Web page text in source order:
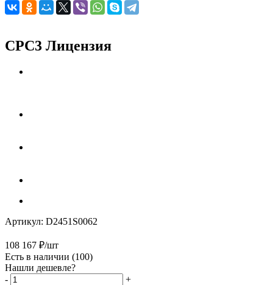
CPC3 Лицензия
Артикул: D2451S0062
108 167 ₽/шт
Есть в наличии (100)
Нашли дешевле?
-
+